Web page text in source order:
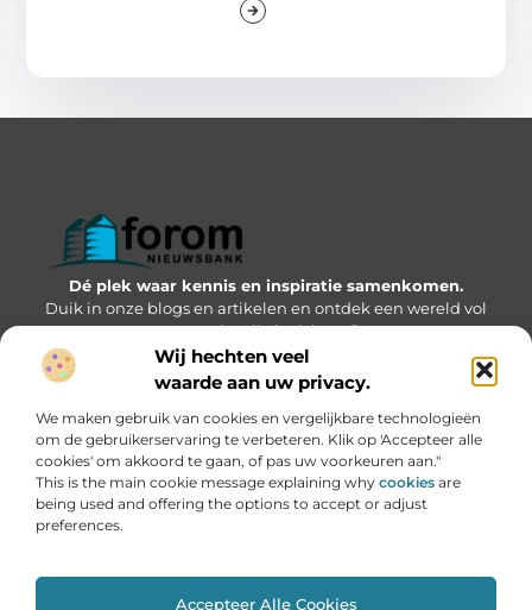
Wij hechten veel
waarde aan uw privacy.
We maken gebruik van cookies en vergelijkbare technologieën
om de gebruikerservaring te verbeteren. Klik op 'Accepteer alle
cookies' om akkoord te gaan, of pas uw voorkeuren aan."
This is the main cookie message explaining why cookies are
being used and offering the options to accept or adjust
preferences.
Accepteer Alle Cookies
Dé plek waar kennis en inspiratie samenkomen.
Duik in onze blogs en artikelen en ontdek een wereld vol
waardevolle inzichten.”
Bericht categorie
Onze informatie